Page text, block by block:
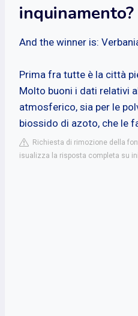
inquinamento?
And the winner is:
Prima fra tutte è la città
Molto buoni i dati relativi
atmosferico, sia per le
biossido di azoto, che le
Richiesta di rimozione della
isualizza la risposta completa su